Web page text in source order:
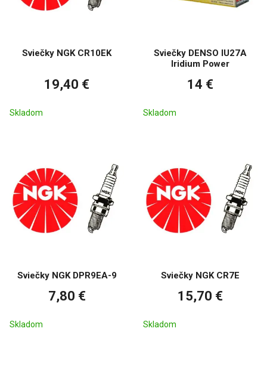
Sviečky NGK CR10EK
19,40 €
Skladom
Sviečky DENSO IU27A
Iridium Power
14 €
Skladom
Sviečky NGK DPR9EA-9
7,80 €
Skladom
Sviečky NGK CR7E
15,70 €
Skladom